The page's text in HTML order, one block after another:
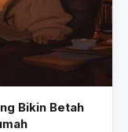
Bikin Betah